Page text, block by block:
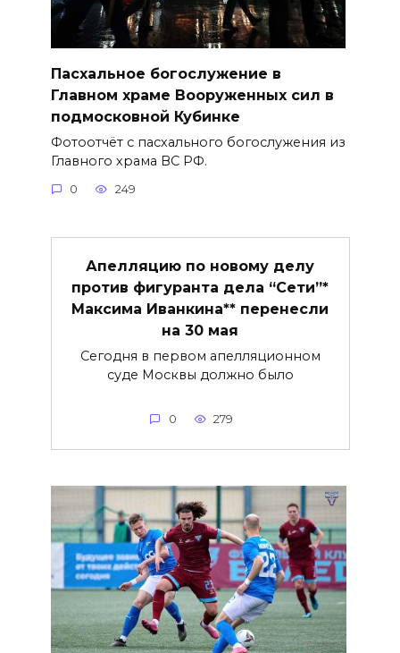
Пасхальное богослужение в
Главном храме Вооруженных сил в
подмосковной Кубинке
Фотоотчёт с пасхального богослужения из
Главного храма ВС РФ.
0 249
Апелляцию по новому делу
против фигуранта дела “Сети”*
Максима Иванкина** перенесли
на 30 мая
Сегодня в первом апелляционном
суде Москвы должно было
0 279